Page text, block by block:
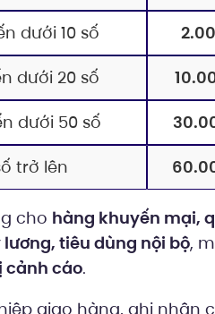
dưới 10 số
dưới 20 số
dưới 50 số
trở lên
cho hàng khuyến mại,
tiêu dùng nội bộ,
cảnh cáo.
giao hàng, ghi nhận